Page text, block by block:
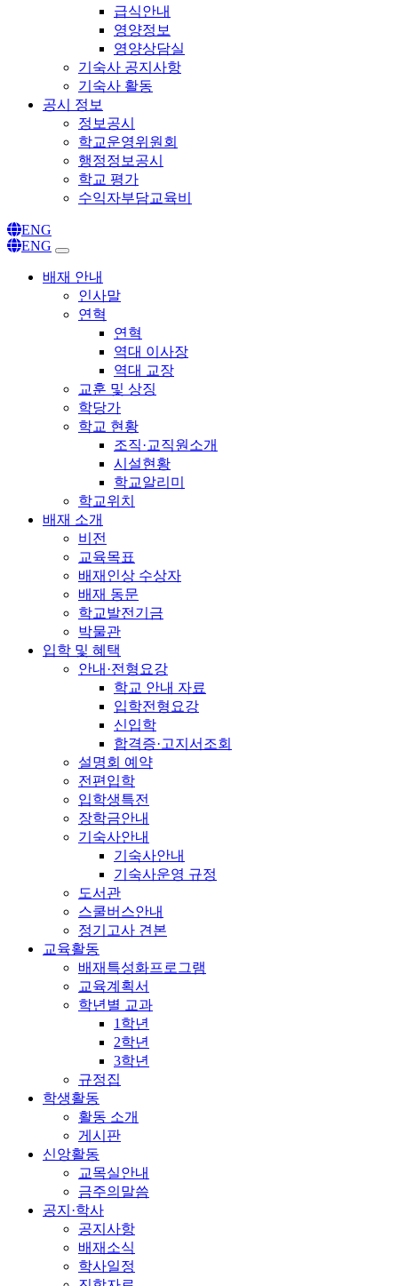
급식안내
영양정보
영양상담실
기숙사 공지사항
기숙사 활동
공시 정보
정보공시
학교운영위원회
행정정보공시
학교 평가
수익자부담교육비
ENG
ENG
배재 안내
인사말
연혁
연혁
역대 이사장
역대 교장
교훈 및 상징
학당가
학교 현황
조직·교직원소개
시설현황
학교알리미
학교위치
배재 소개
비전
교육목표
배재인상 수상자
배재 동문
학교발전기금
박물관
입학 및 혜택
안내·전형요강
학교 안내 자료
입학전형요강
신입학
합격증·고지서조회
설명회 예약
전편입학
입학생특전
장학금안내
기숙사안내
기숙사안내
기숙사운영 규정
도서관
스쿨버스안내
정기고사 견본
교육활동
배재특성화프로그램
교육계획서
학년별 교과
1학년
2학년
3학년
규정집
학생활동
활동 소개
게시판
신앙활동
교목실안내
금주의말씀
공지·학사
공지사항
배재소식
학사일정